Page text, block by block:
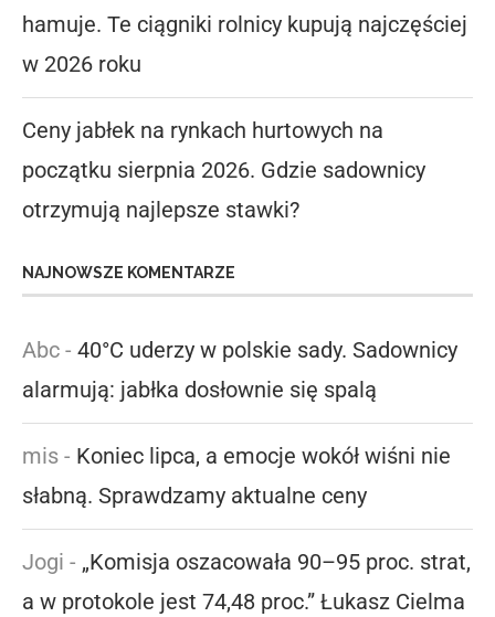
hamuje. Te ciągniki rolnicy kupują najczęściej
w 2026 roku
Ceny jabłek na rynkach hurtowych na
początku sierpnia 2026. Gdzie sadownicy
otrzymują najlepsze stawki?
NAJNOWSZE KOMENTARZE
Abc - 40°C uderzy w polskie sady. Sadownicy
alarmują: jabłka dosłownie się spalą
mis - Koniec lipca, a emocje wokół wiśni nie
słabną. Sprawdzamy aktualne ceny
Jogi - „Komisja oszacowała 90–95 proc. strat,
a w protokole jest 74,48 proc.” Łukasz Cielma